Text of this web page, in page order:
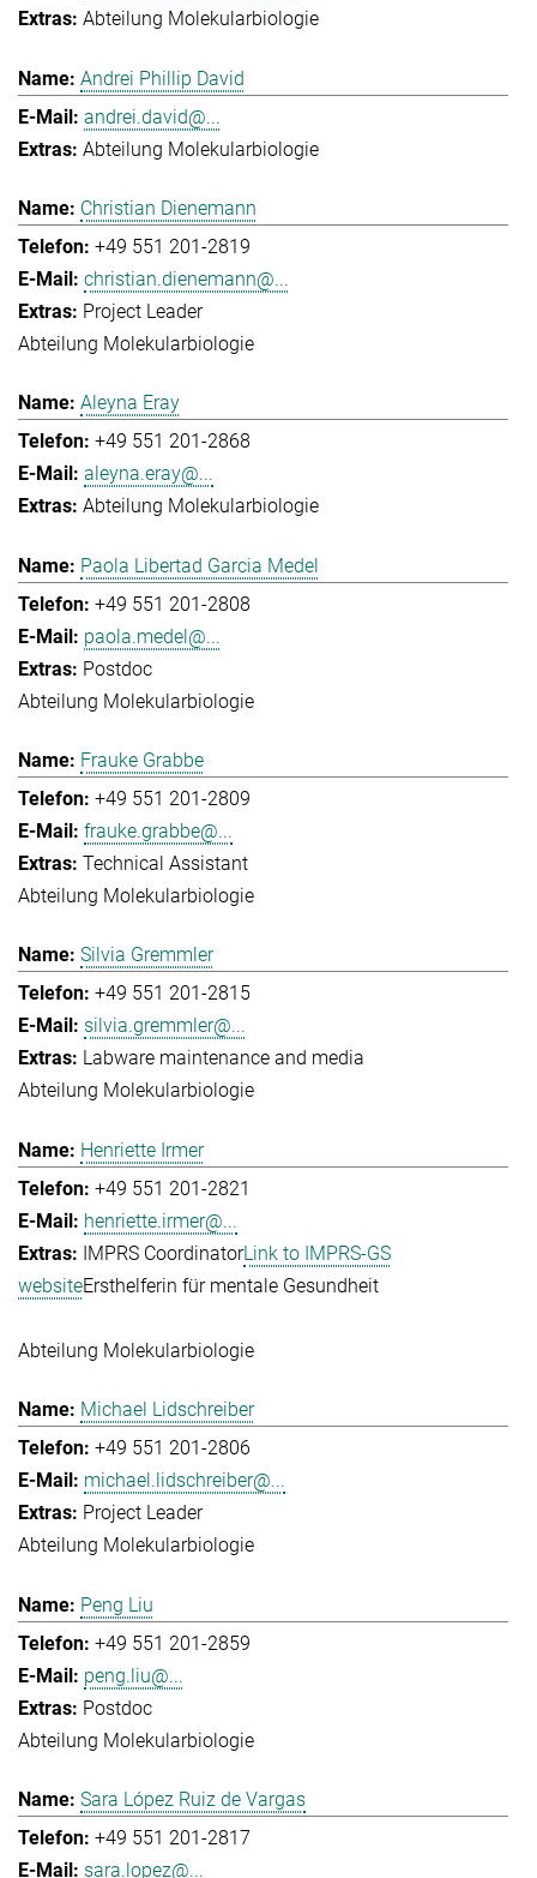
Abteilung Molekularbiologie
Andrei Phillip David
andrei.david@...
Abteilung Molekularbiologie
Christian Dienemann
+49 551 201-2819
christian.dienemann@...
Project Leader
Abteilung Molekularbiologie
Aleyna Eray
+49 551 201-2868
aleyna.eray@...
Abteilung Molekularbiologie
Paola Libertad Garcia Medel
+49 551 201-2808
paola.medel@...
Postdoc
Abteilung Molekularbiologie
Frauke Grabbe
+49 551 201-2809
frauke.grabbe@...
Technical Assistant
Abteilung Molekularbiologie
Silvia Gremmler
+49 551 201-2815
silvia.gremmler@...
Labware maintenance and media
Abteilung Molekularbiologie
Henriette Irmer
+49 551 201-2821
henriette.irmer@...
IMPRS CoordinatorLink to IMPRS-GS
websiteErsthelferin für mentale Gesundheit
Abteilung Molekularbiologie
Michael Lidschreiber
+49 551 201-2806
michael.lidschreiber@...
Project Leader
Abteilung Molekularbiologie
Peng Liu
+49 551 201-2859
peng.liu@...
Postdoc
Abteilung Molekularbiologie
Sara López Ruiz de Vargas
+49 551 201-2817
sara.lopez@...